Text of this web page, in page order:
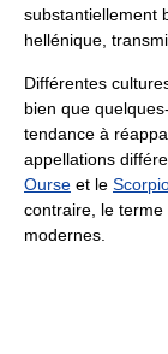
substantiellement
hellénique,
Différentes
bien que
tendance à
appellations
Ourse et le
contraire, le
modernes.